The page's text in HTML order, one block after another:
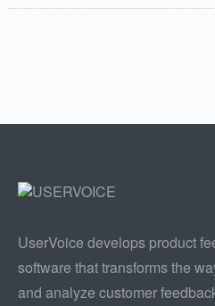
UserVoice develops product
software that transforms the
and analyze customer